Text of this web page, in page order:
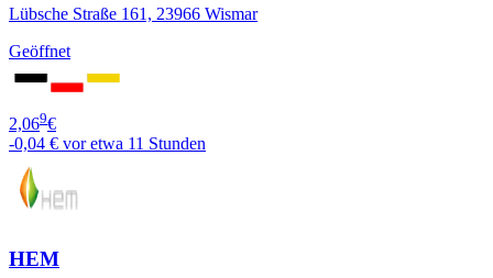
Lübsche Straße 161, 23966 Wismar
Geöffnet
2,069€
-0,04 € vor etwa 11 Stunden
HEM